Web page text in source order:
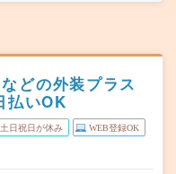
どの外装プラス
払いOK
土日祝日が休み WEB登録OK